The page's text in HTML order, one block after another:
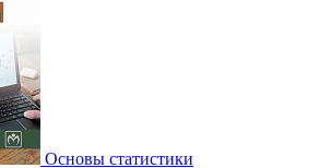
Основы статистики